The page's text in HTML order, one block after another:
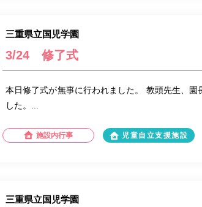
三重県立国児学園
3/24 修了式
本日修了式が無事に行われました。 教頭先生、
した。...
施設内行事 児童自立支援施設
三重県立国児学園